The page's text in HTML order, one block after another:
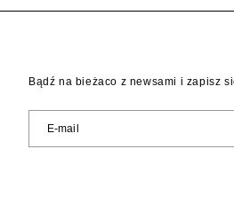
Bądź na bieżaco z newsami i zapisz